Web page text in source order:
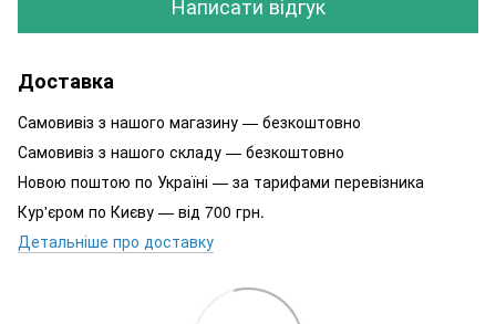
Доставка
Самовивіз з нашого магазину — безкоштовно
Самовивіз з нашого складу — безкоштовно
Новою поштою по Україні — за тарифами перевізника
Кур'єром по Києву — від 700 грн.
Детальніше про доставку